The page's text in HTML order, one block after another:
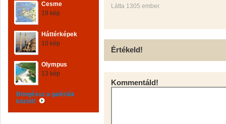
Cesme
19 kép
Háttérképek
10 kép
Olympus
13 kép
Böngéssz a galériák
között!
Látta 1305 ember.
Értékeld!
Kommentáld!